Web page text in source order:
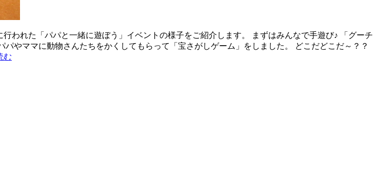
れた「パパと一緒に遊ぼう」イベントの様子をご紹介します。 まずはみんなで手遊び♪ 「グーチ
やママに動物さんたちをかくしてもらって「宝さがしゲーム」をしました。 どこだどこだ～？？
む